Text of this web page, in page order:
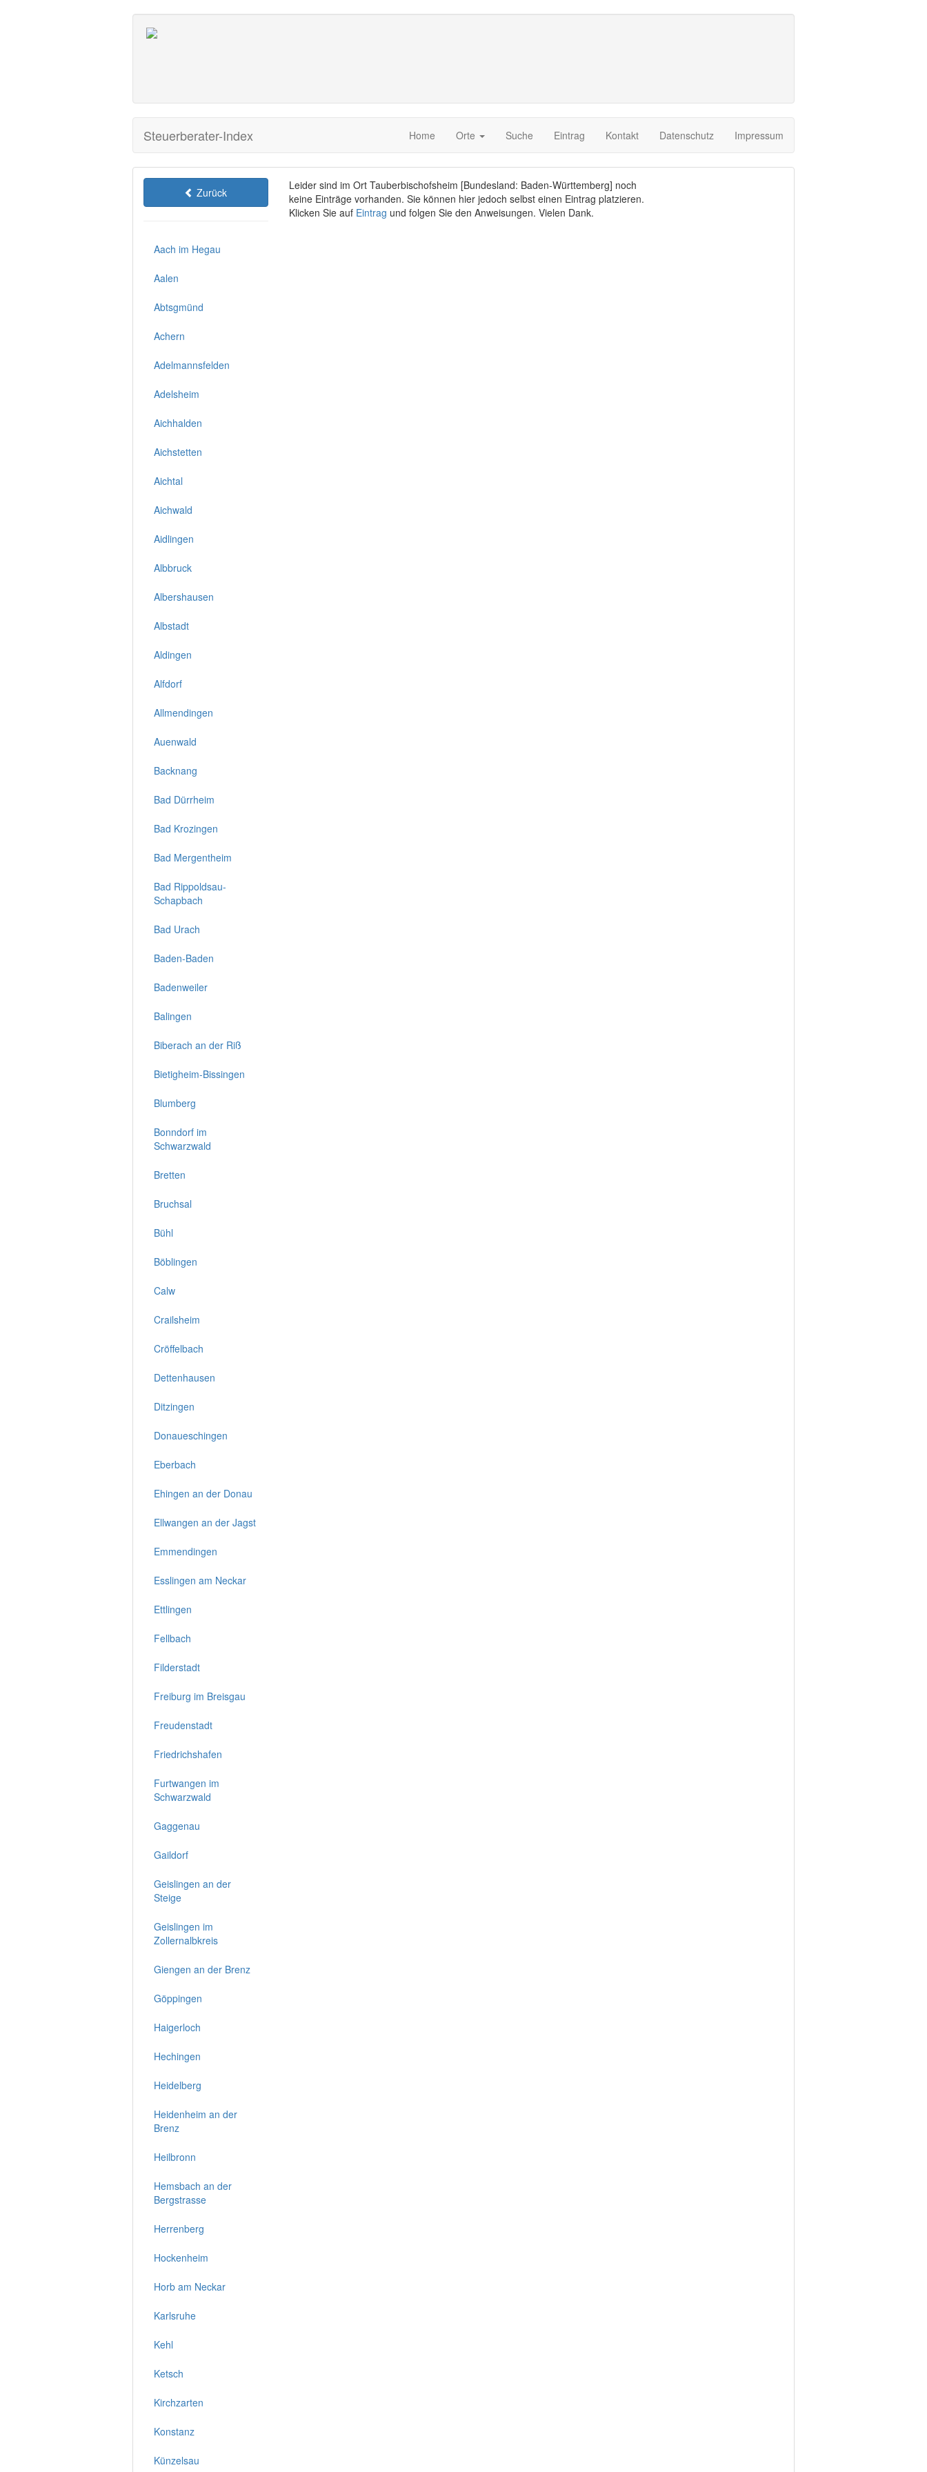
Steuerberater-Index Home Orte Suche Eintrag Kontakt Datenschutz Impressum
Zurück
Aach im Hegau
Aalen
Abtsgmünd
Achern
Adelmannsfelden
Adelsheim
Aichhalden
Aichstetten
Aichtal
Aichwald
Aidlingen
Albbruck
Albershausen
Albstadt
Aldingen
Alfdorf
Allmendingen
Auenwald
Backnang
Bad Dürrheim
Bad Krozingen
Bad Mergentheim
Bad Rippoldsau-
Schapbach
Bad Urach
Baden-Baden
Badenweiler
Balingen
Biberach an der Riß
Bietigheim-Bissingen
Blumberg
Bonndorf im
Schwarzwald
Bretten
Bruchsal
Bühl
Böblingen
Calw
Crailsheim
Cröffelbach
Dettenhausen
Ditzingen
Donaueschingen
Eberbach
Ehingen an der Donau
Ellwangen an der Jagst
Emmendingen
Esslingen am Neckar
Ettlingen
Fellbach
Filderstadt
Freiburg im Breisgau
Freudenstadt
Friedrichshafen
Furtwangen im
Schwarzwald
Gaggenau
Gaildorf
Geislingen an der
Steige
Geislingen im
Zollernalbkreis
Giengen an der Brenz
Göppingen
Haigerloch
Hechingen
Heidelberg
Heidenheim an der
Brenz
Heilbronn
Hemsbach an der
Bergstrasse
Herrenberg
Hockenheim
Horb am Neckar
Karlsruhe
Kehl
Ketsch
Kirchzarten
Konstanz
Künzelsau
Leider sind im Ort Tauberbischofsheim [Bundesland: Baden-Württemberg] noch
keine Einträge vorhanden. Sie können hier jedoch selbst einen Eintrag platzieren.
Klicken Sie auf Eintrag und folgen Sie den Anweisungen. Vielen Dank.